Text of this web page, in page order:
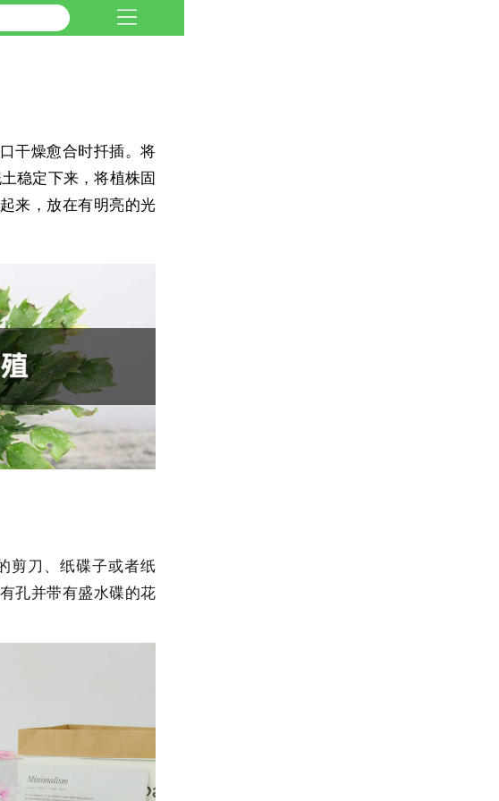
干燥愈合时扦插。将
稳定下来，将植株固
来，放在有明亮的光
剪刀、纸碟子或者纸
孔并带有盛水碟的花